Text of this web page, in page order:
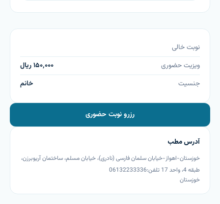
نوبت خالی
ویزیت حضوری
۱۵۰٬۰۰۰ریال
جنسیت
خانم
رزرو نوبت حضوری
آدرس مطب
خوزستان-اهواز-خیابان سلمان فارسی (نادری)، خیابان مسلم، ساختمان آریوبرزن،
طبقه 4، واحد 17 تلفن:06132233336
خوزستان